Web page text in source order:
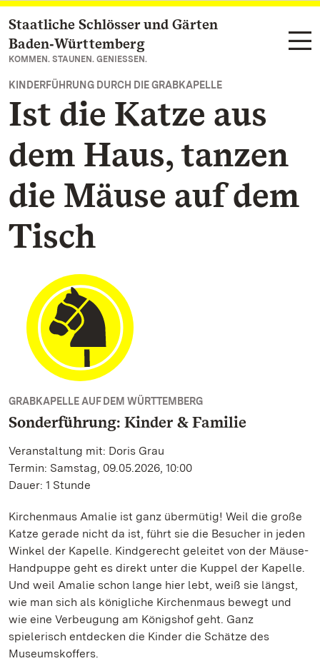
Zum Hauptinhalt springen
Staatliche Schlösser und Gärten
Baden‑Württemberg
KOMMEN. STAUNEN. GENIESSEN.
KINDERFÜHRUNG DURCH DIE GRABKAPELLE
Ist die Katze aus
dem Haus, tanzen
die Mäuse auf dem
Tisch
GRABKAPELLE AUF DEM WÜRTTEMBERG
Sonderführung: Kinder & Familie
Veranstaltung mit: Doris Grau
Termin: Samstag, 09.05.2026, 10:00
Dauer: 1 Stunde
Kirchenmaus Amalie ist ganz übermütig! Weil die große
Katze gerade nicht da ist, führt sie die Besucher in jeden
Winkel der Kapelle. Kindgerecht geleitet von der Mäuse-
Handpuppe geht es direkt unter die Kuppel der Kapelle.
Und weil Amalie schon lange hier lebt, weiß sie längst,
wie man sich als königliche Kirchenmaus bewegt und
wie eine Verbeugung am Königshof geht. Ganz
spielerisch entdecken die Kinder die Schätze des
Museumskoffers.